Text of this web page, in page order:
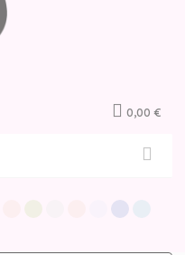
0,00 €